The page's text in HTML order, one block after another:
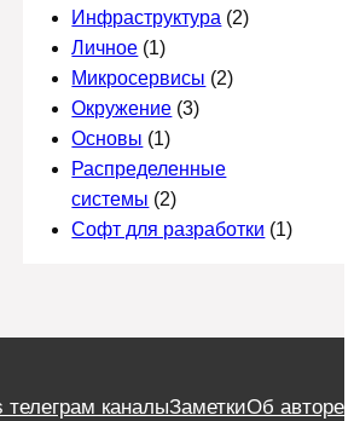
Инфраструктура (2)
Личное (1)
Микросервисы (2)
Окружение (3)
Основы (1)
Распределенные
системы (2)
Софт для разработки (1)
телеграм каналыЗаметкиОб авторе